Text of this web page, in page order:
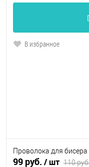
В избранное
Проволока для
99 руб. / шт 110